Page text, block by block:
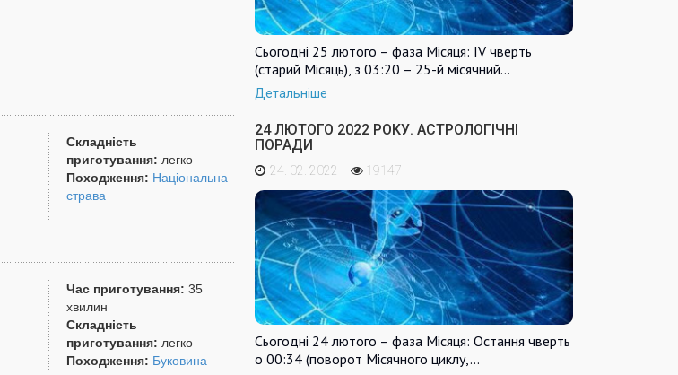
Складність
приготування: легко
Походження: Національна
страва
Час приготування: 35
хвилин
Складність
приготування: легко
Походження: Буковина
Сьогодні 25 лютого – фаза Місяця: IV чверть
(старий Місяць), з 03:20 – 25-й місячний…
Детальніше
24 ЛЮТОГО 2022 РОКУ. АСТРОЛОГІЧНІ
ПОРАДИ
24. 02. 2022 19147
Сьогодні 24 лютого – фаза Місяця: Остання чверть
о 00:34 (поворот Місячного циклу,…